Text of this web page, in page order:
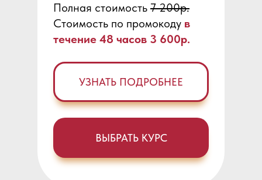
УЗНАТЬ ПОДРОБНЕЕ
ВЫБРАТЬ КУРС
Полная стоимость 7 200р.
Стоимость по промокоду в
течение 48 часов 3 600р.